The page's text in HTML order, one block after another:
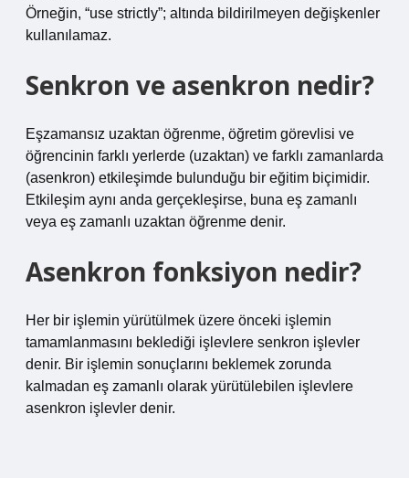
Örneğin, “use strictly”; altında bildirilmeyen değişkenler
kullanılamaz.
Senkron ve asenkron nedir?
Eşzamansız uzaktan öğrenme, öğretim görevlisi ve
öğrencinin farklı yerlerde (uzaktan) ve farklı zamanlarda
(asenkron) etkileşimde bulunduğu bir eğitim biçimidir.
Etkileşim aynı anda gerçekleşirse, buna eş zamanlı
veya eş zamanlı uzaktan öğrenme denir.
Asenkron fonksiyon nedir?
Her bir işlemin yürütülmek üzere önceki işlemin
tamamlanmasını beklediği işlevlere senkron işlevler
denir. Bir işlemin sonuçlarını beklemek zorunda
kalmadan eş zamanlı olarak yürütülebilen işlevlere
asenkron işlevler denir.